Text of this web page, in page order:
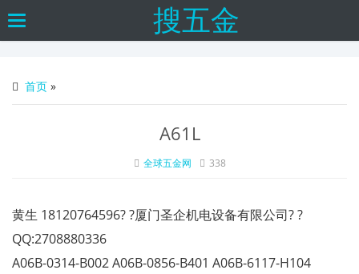
Toggle
搜五金
首页 »
A61L
全球五金网 338
黄生 18120764596? ?厦门圣企机电设备有限公司? ?
QQ:2708880336
A06B-0314-B002A06B-0856-B401 A06B-6117-H104